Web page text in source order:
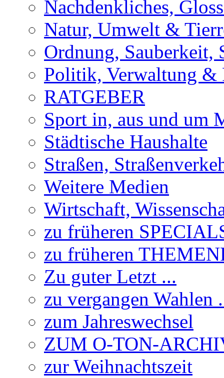
Nachdenkliches,
Natur, Umwelt &
Ordnung,
Politik, Verwaltung &
RATGEBER
Sport in, aus und um
Städtische Haushalte
Straßen,
Weitere Medien
Wirtschaft,
zu früheren
zu früheren
Zu guter Letzt ...
zu vergangen Wahlen
zum Jahreswechsel
ZUM O-TON-
zur Weihnachtszeit